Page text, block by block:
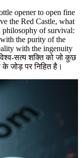
opener to open fine
the Red Castle, what
philosophy of survival:
the purity of the
with the ingenuity
सत्य शक्ति को जो कुछ
के जोड़ पर निहित है।